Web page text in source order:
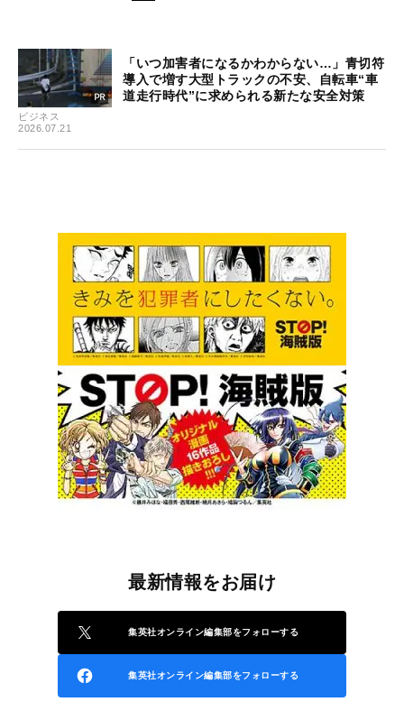
ビジネス
2026.07.21
「いつ加害者になるかわからない…」青切符
導入で増す大型トラックの不安、自転車“車
道走行時代”に求められる新たな安全対策
最新情報をお届け
集英社オンライン編集部をフォローする
集英社オンライン編集部をフォローする